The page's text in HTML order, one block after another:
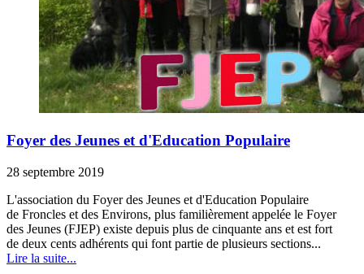
Foyer des Jeunes et d'Education Populaire
28 septembre 2019
L'association du Foyer des Jeunes et d'Education Populaire
de Froncles et des Environs, plus familièrement appelée le Foyer
des Jeunes (FJEP) existe depuis plus de cinquante ans et est fort
de deux cents adhérents qui font partie de plusieurs sections...
Lire la suite...